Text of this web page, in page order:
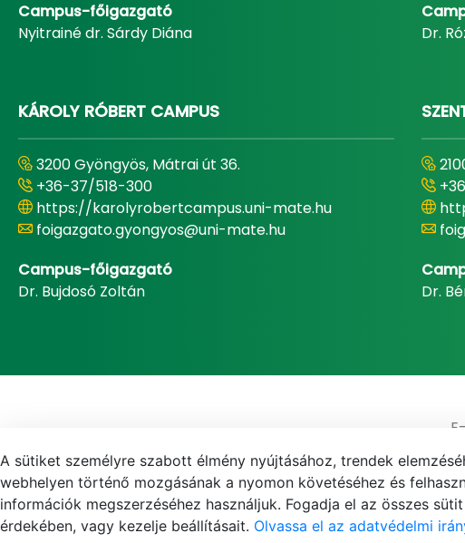
Campus-főigazgató
Nyitrainé dr. Sárdy Diána
Dr.
KÁROLY RÓBERT CAMPUS
3200 Gyöngyös, Mátrai út 36.
+36-37/518-300
https://karolyrobertcampus.uni-mate.hu
foigazgato.gyongyos@uni-mate.hu
Campus-főigazgató
Dr. Bujdosó Zoltán
Dr.
A sütiket személyre szabott élmény nyújtásához, trendek
webhelyen történő mozgásának a nyomon követéséhez és
információk megszerzéséhez használjuk. Fogadja el az összes
érdekében, vagy kezelje beállításait. Olvassa el az adatvédelmi